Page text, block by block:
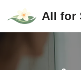
Hoppa
All for